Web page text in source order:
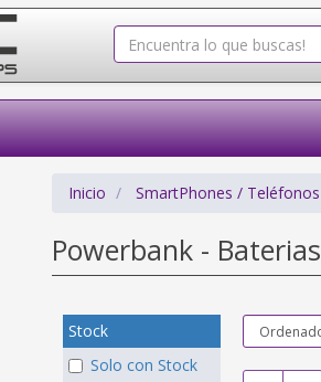
Inicio SmartPhones / Teléfonos
Powerbank - Baterias
Stock
Solo con Stock